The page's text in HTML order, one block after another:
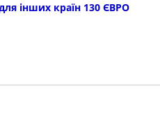
інших країн 130 ЄВРО